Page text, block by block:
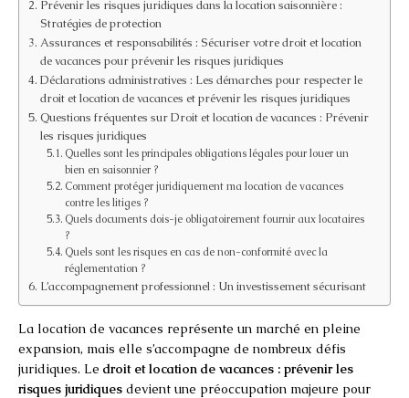
Prévenir les risques juridiques dans la location saisonnière :
Stratégies de protection
Assurances et responsabilités : Sécuriser votre droit et location
de vacances pour prévenir les risques juridiques
Déclarations administratives : Les démarches pour respecter le
droit et location de vacances et prévenir les risques juridiques
Questions fréquentes sur Droit et location de vacances : Prévenir
les risques juridiques
Quelles sont les principales obligations légales pour louer un
bien en saisonnier ?
Comment protéger juridiquement ma location de vacances
contre les litiges ?
Quels documents dois-je obligatoirement fournir aux locataires
?
Quels sont les risques en cas de non-conformité avec la
réglementation ?
L’accompagnement professionnel : Un investissement sécurisant
La location de vacances représente un marché en pleine
expansion, mais elle s’accompagne de nombreux défis
juridiques. Le droit et location de vacances : prévenir les
risques juridiques devient une préoccupation majeure pour